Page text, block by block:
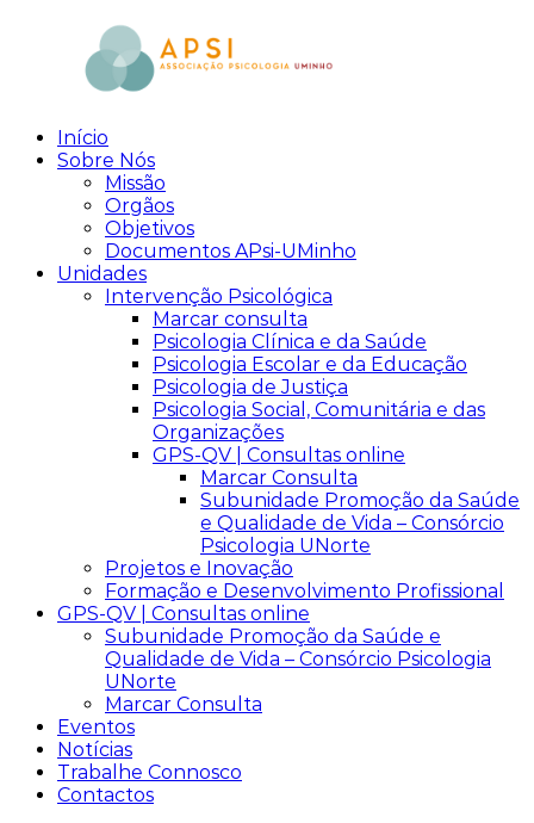
content
aPsi
Associação
Psicologia
Início
Sobre Nós
Missão
Orgãos
Objetivos
Documentos APsi-UMinho
Unidades
Intervenção Psicológica
Marcar consulta
Psicologia Clínica e da Saúde
Psicologia Escolar e da Educação
Psicologia de Justiça
Psicologia Social, Comunitária e das
Organizações
GPS-QV | Consultas online
Marcar Consulta
Subunidade Promoção da Saúde
e Qualidade de Vida – Consórcio
Psicologia UNorte
Projetos e Inovação
Formação e Desenvolvimento Profissional
GPS-QV | Consultas online
Subunidade Promoção da Saúde e
Qualidade de Vida – Consórcio Psicologia
UNorte
Marcar Consulta
Eventos
Notícias
Trabalhe Connosco
Contactos